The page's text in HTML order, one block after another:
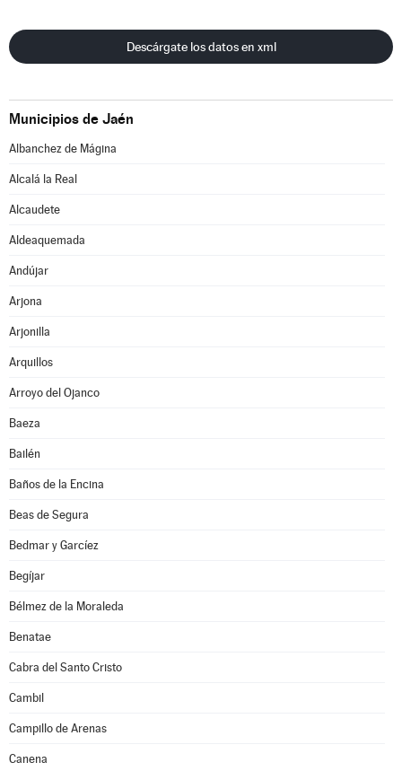
Descárgate los datos en xml
Municipios de Jaén
Albanchez de Mágina
Alcalá la Real
Alcaudete
Aldeaquemada
Andújar
Arjona
Arjonilla
Arquillos
Arroyo del Ojanco
Baeza
Bailén
Baños de la Encina
Beas de Segura
Bedmar y Garcíez
Begíjar
Bélmez de la Moraleda
Benatae
Cabra del Santo Cristo
Cambil
Campillo de Arenas
Canena